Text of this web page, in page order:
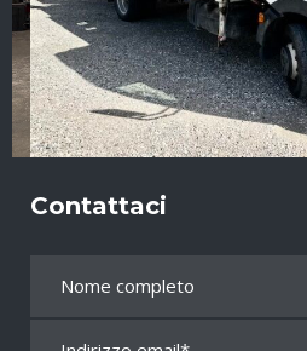
Contattaci